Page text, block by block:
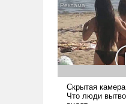
что оно уже
коннотации.